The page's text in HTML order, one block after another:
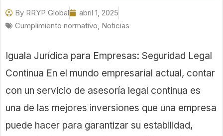
By RRYP Global
abril 1, 2025
Cumplimiento normativo Noticias
Iguala Jurídica para Empresas: Seguridad Legal
Continua En el mundo empresarial actual, contar
con un servicio de asesoría legal continua es
una de las mejores inversiones que una empresa
puede hacer para garantizar su estabilidad,